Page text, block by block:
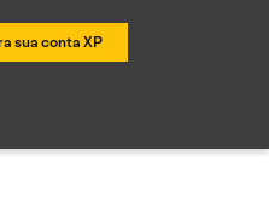
sua conta XP